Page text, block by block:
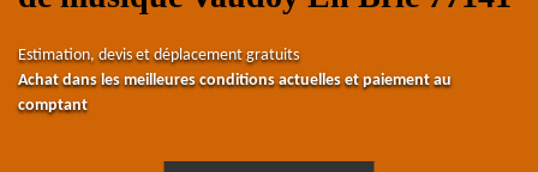
Estimation, devis et déplacement gratuits
Achat dans les meilleures conditions actuelles et paiement au
comptant